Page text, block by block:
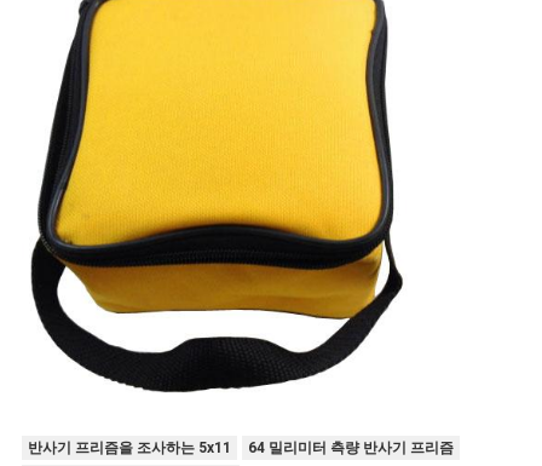
반사기 프리즘을 조사하는 5x11
64 밀리미터 측량 반사기 프리즘